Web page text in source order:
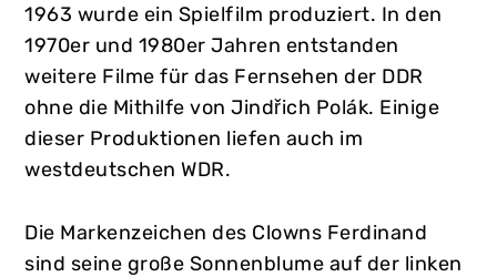
1963 wurde ein Spielfilm produziert. In den
1970er und 1980er Jahren entstanden
weitere Filme für das Fernsehen der DDR
ohne die Mithilfe von Jindřich Polák. Einige
dieser Produktionen liefen auch im
westdeutschen WDR.
Die Markenzeichen des Clowns Ferdinand
sind seine große Sonnenblume auf der linken